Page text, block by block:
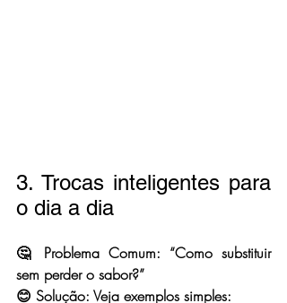
3. Trocas inteligentes para
o dia a dia
🤔 Problema Comum: “Como substituir
sem perder o sabor?”
😊 Solução: Veja exemplos simples: